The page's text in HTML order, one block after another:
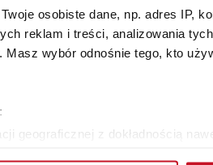
osobiste dane, np. adres IP,
reklam i treści, analizowania
wybór odnośnie tego, kto
geograficznej z dokładnością
ZAPYTAJ O CENĘ
WSZYSTKIE PRODUKTY